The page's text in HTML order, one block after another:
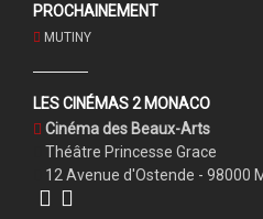
PROCHAINEMENT
MUTINY
LES CINÉMAS 2 MONACO
Cinéma des Beaux-Arts
Théâtre Princesse Grace
12 Avenue d'Ostende - 98000